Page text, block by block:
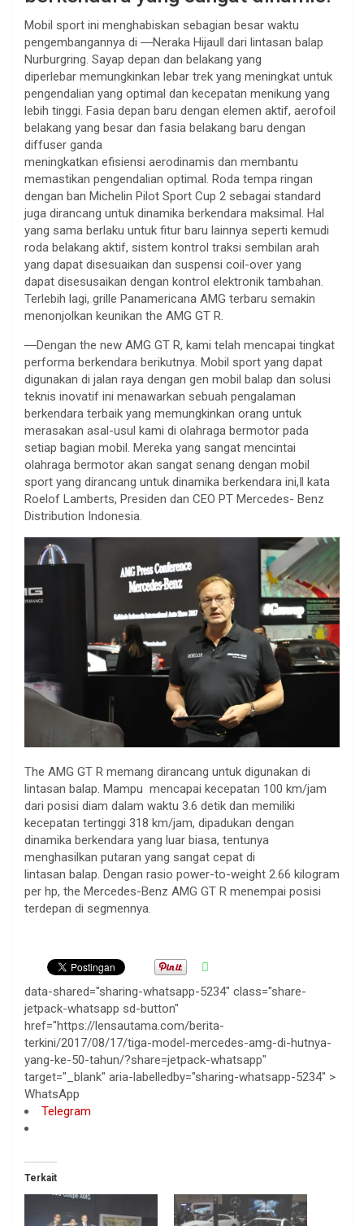
Mobil sport ini menghabiskan sebagian besar waktu
pengembangannya di ―Neraka Hijau‖ dari lintasan balap
Nurburgring. Sayap depan dan belakang yang
diperlebar memungkinkan lebar trek yang meningkat untuk
pengendalian yang optimal dan kecepatan menikung yang
lebih tinggi. Fasia depan baru dengan elemen aktif, aerofoil
belakang yang besar dan fasia belakang baru dengan
diffuser ganda
meningkatkan efisiensi aerodinamis dan membantu
memastikan pengendalian optimal. Roda tempa ringan
dengan ban Michelin Pilot Sport Cup 2 sebagai standard
juga dirancang untuk dinamika berkendara maksimal. Hal
yang sama berlaku untuk fitur baru lainnya seperti kemudi
roda belakang aktif, sistem kontrol traksi sembilan arah
yang dapat disesuaikan dan suspensi coil-over yang
dapat disesusaikan dengan kontrol elektronik tambahan.
Terlebih lagi, grille Panamericana AMG terbaru semakin
menonjolkan keunikan the AMG GT R.
―Dengan the new AMG GT R, kami telah mencapai tingkat
performa berkendara berikutnya. Mobil sport yang dapat
digunakan di jalan raya dengan gen mobil balap dan solusi
teknis inovatif ini menawarkan sebuah pengalaman
berkendara terbaik yang memungkinkan orang untuk
merasakan asal-usul kami di olahraga bermotor pada
setiap bagian mobil. Mereka yang sangat mencintai
olahraga bermotor akan sangat senang dengan mobil
sport yang dirancang untuk dinamika berkendara ini,‖ kata
Roelof Lamberts, Presiden dan CEO PT Mercedes- Benz
Distribution Indonesia.
The AMG GT R memang dirancang untuk digunakan di
lintasan balap. Mampu mencapai kecepatan 100 km/jam
dari posisi diam dalam waktu 3.6 detik dan memiliki
kecepatan tertinggi 318 km/jam, dipadukan dengan
dinamika berkendara yang luar biasa, tentunya
menghasilkan putaran yang sangat cepat di
lintasan balap. Dengan rasio power-to-weight 2.66 kilogram
per hp, the Mercedes-Benz AMG GT R menempai posisi
terdepan di segmennya.
data-shared="sharing-whatsapp-5234" class="share-
jetpack-whatsapp sd-button"
href="https://lensautama.com/berita-
terkini/2017/08/17/tiga-model-mercedes-amg-di-hutnya-
yang-ke-50-tahun/?share=jetpack-whatsapp"
target="_blank" aria-labelledby="sharing-whatsapp-5234" >
WhatsApp
Telegram
Terkait